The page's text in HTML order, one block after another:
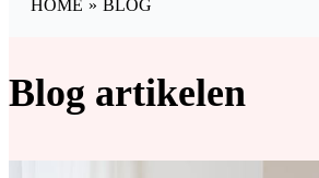
HOME » BLOG
Blog artikelen